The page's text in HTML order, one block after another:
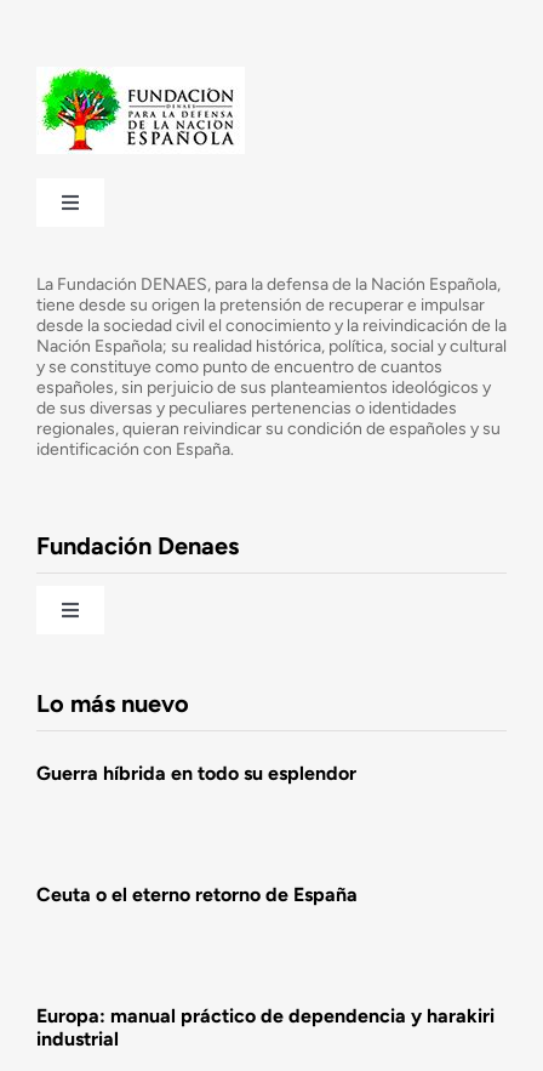
Toggle
¿Cuáles son nuestros objetivos?
Consejo Asesor
La Fundación DENAES, para la defensa de la Nación Española,
tiene desde su origen la pretensión de recuperar e impulsar
desde la sociedad civil el conocimiento y la reivindicación de la
Nación Española; su realidad histórica, política, social y cultural
y se constituye como punto de encuentro de cuantos
españoles, sin perjuicio de sus planteamientos ideológicos y
de sus diversas y peculiares pertenencias o identidades
regionales, quieran reivindicar su condición de españoles y su
identificación con España.
Fundación Denaes
Toggle
Lo más nuevo
Guerra híbrida en todo su esplendor
Ceuta o el eterno retorno de España
Europa: manual práctico de dependencia y harakiri
industrial